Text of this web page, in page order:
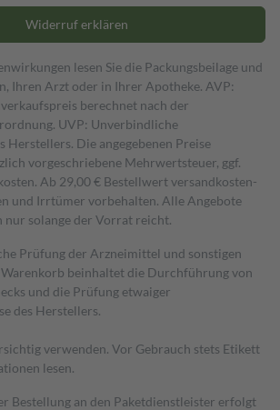
Widerruf erklären
lesen Sie die Packungsbeilage und
Ihren Arzt oder in Ihrer Apotheke. AVP:
berechnet nach der
UVP: Unverbindliche
Herstellers. Die angegebenen Preise
vorgeschriebene Mehrwertsteuer, ggf.
Ab 29,00 € Bestell­wert versand­kosten­
und Irrtümer vorbehalten. Alle Angebote
nur solange der Vorrat reicht.
Prüfung der Arzneimittel und sonstigen
beinhaltet die Durchführung von
und die Prüfung etwaiger
des Herstellers.
verwenden. Vor Gebrauch stets Etikett
lesen.
Bestellung an den Paketdienstleister erfolgt